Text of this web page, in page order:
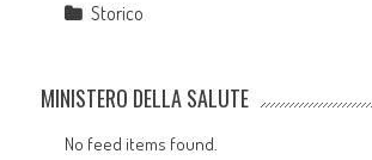
Storico
MINISTERO DELLA SALUTE
No feed items found.